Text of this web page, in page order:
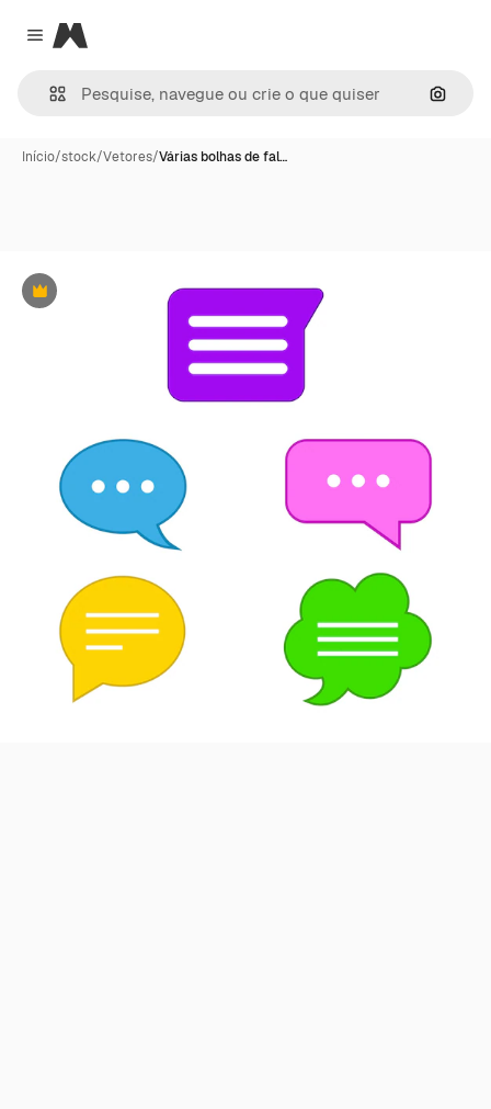
Close menu
Magnific
Início/stock/Vetores/Várias bolhas de fal…
Premium